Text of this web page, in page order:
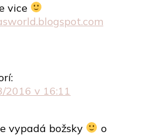
vice
2016 v 16:11
vypadá božsky
o